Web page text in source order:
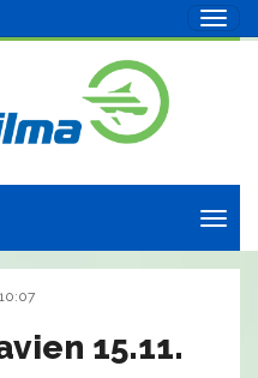
15.11.